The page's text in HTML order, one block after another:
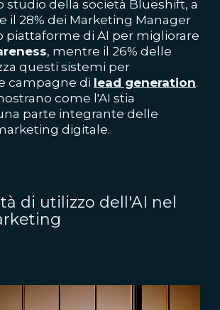
studio della società Blueshift, a
il 28% dei Marketing Manager
piattaforme di AI per migliorare
, mentre il 26% delle
questi sistemi per
campagne di lead generation.
come l'AI stia
parte integrante delle
digitale.
di utilizzo dell'AI nel